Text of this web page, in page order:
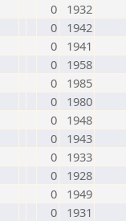
0
1932
0
1942
0
1941
0
1958
0
1985
0
1980
0
1948
0
1943
0
1933
0
1928
0
1949
0
1931